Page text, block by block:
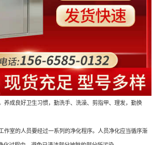
养成良好卫生习惯，勤洗手、洗澡、剪指甲、理发，勤换
作室的人员要经过一系列的净化程序。人员净化应当循序渐